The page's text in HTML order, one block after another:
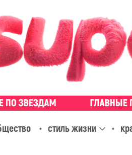
стиль жизни